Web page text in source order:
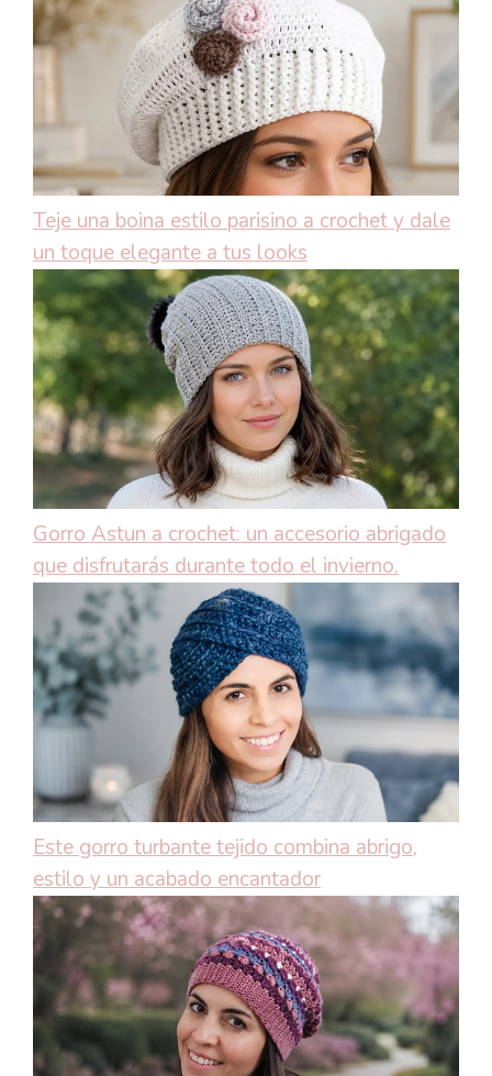
Teje una boina estilo parisino a crochet y dale
un toque elegante a tus looks
Gorro Astun a crochet: un accesorio abrigado
que disfrutarás durante todo el invierno.
Este gorro turbante tejido combina abrigo,
estilo y un acabado encantador